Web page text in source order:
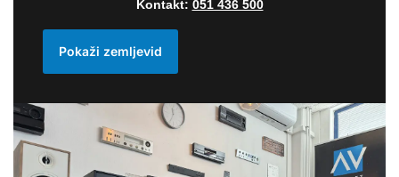
Kontakt: 051 436 500
Pokaži zemljevid